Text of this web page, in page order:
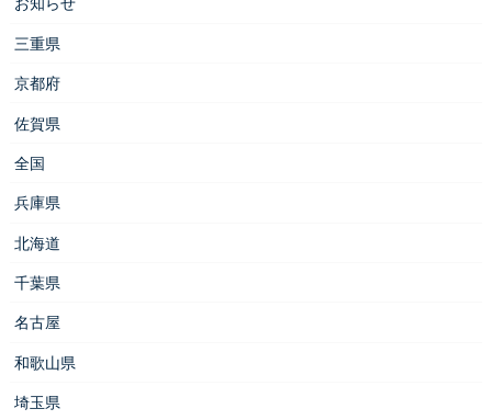
三重県
京都府
佐賀県
全国
兵庫県
北海道
千葉県
名古屋
和歌山県
埼玉県